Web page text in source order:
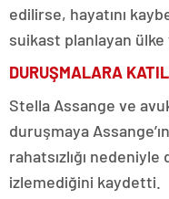
edilirse, hayatını
suikast planlayan ülke
DURUŞMALARA
Stella Assange ve
duruşmaya
rahatsızlığı
izlemediğini kaydetti.